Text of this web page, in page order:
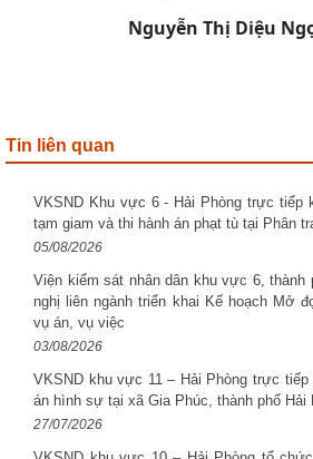
Nguyễn Thị Diệu
Tin liên quan
VKSND Khu vực 6 - Hải Phòng trực tiếp
tạm giam và thi hành án phạt tù tại Phân
05/08/2026
Viện kiểm sát nhân dân khu vực 6, thành
nghị liên ngành triển khai Kế hoạch Mở
vụ án, vụ việc
03/08/2026
VKSND khu vực 11 – Hải Phòng trực
án hình sự tại xã Gia Phúc, thành phố Hải
27/07/2026